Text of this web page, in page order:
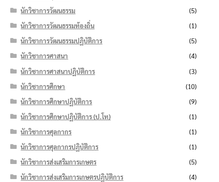
นักวิชาการวัฒนธรรม
(5)
นักวิชาการวัฒนธรรมท้องถิ่น
(1)
นักวิชาการวัฒนธรรมปฏิบัติการ
(5)
นักวิชาการศาสนา
(4)
นักวิชาการศาสนาปฏิบัติการ
(3)
นักวิชาการศึกษา
(10)
นักวิชาการศึกษาปฏิบัติการ
(9)
นักวิชาการศึกษาปฏิบัติการ (ป.โท)
(1)
นักวิชาการศุลกากร
(1)
นักวิชาการศุลกากรปฏิบัติการ
(1)
นักวิชาการส่งเสริมการเกษตร
(5)
นักวิชาการส่งเสริมการเกษตรปฏิบัติการ
(4)